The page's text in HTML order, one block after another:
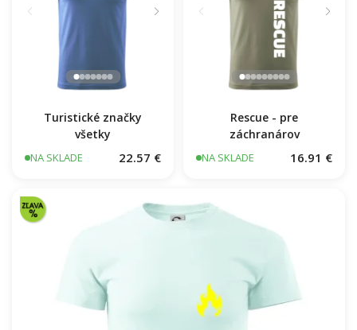
Turistické značky
všetky
NA SKLADE 22.57 €
Rescue - pre
záchranárov
NA SKLADE 16.91 €